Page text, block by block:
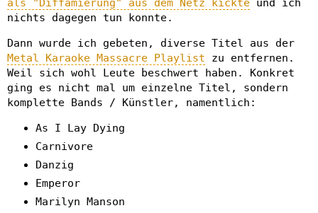
als "Diffamierung" aus dem Netz kickte und ich
nichts dagegen tun konnte.
Dann wurde ich gebeten, diverse Titel aus der
Metal Karaoke Massacre Playlist zu entfernen.
Weil sich wohl Leute beschwert haben. Konkret
ging es nicht mal um einzelne Titel, sondern
komplette Bands / Künstler, namentlich:
As I Lay Dying
Carnivore
Danzig
Emperor
Marilyn Manson